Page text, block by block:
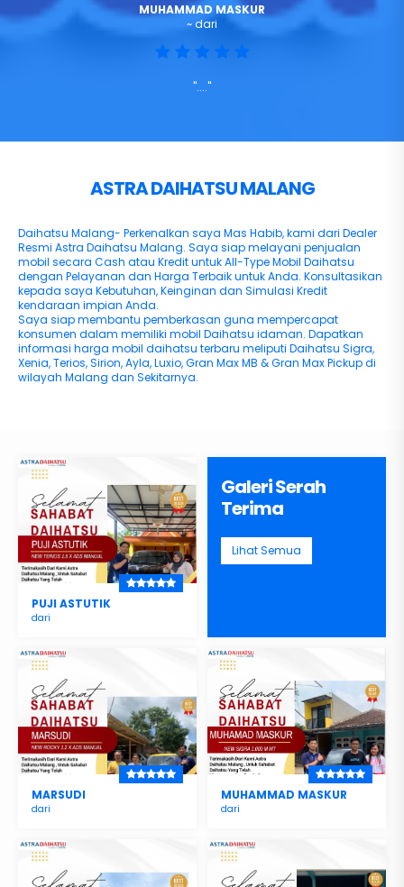
MUHAMMAD MASKUR
~ dari
"...."
ASTRA DAIHATSU MALANG
Daihatsu Malang- Perkenalkan saya Mas Habib, kami dari Dealer
Resmi Astra Daihatsu Malang. Saya siap melayani penjualan
mobil secara Cash atau Kredit untuk All-Type Mobil Daihatsu
dengan Pelayanan dan Harga Terbaik untuk Anda. Konsultasikan
kepada saya Kebutuhan, Keinginan dan Simulasi Kredit
kendaraan impian Anda.
Saya siap membantu pemberkasan guna mempercapat
konsumen dalam memiliki mobil Daihatsu idaman. Dapatkan
informasi harga mobil daihatsu terbaru meliputi Daihatsu Sigra,
Xenia, Terios, Sirion, Ayla, Luxio, Gran Max MB & Gran Max Pickup di
wilayah Malang dan Sekitarnya.
PUJI ASTUTIK
dari
Galeri Serah
Terima
Lihat Semua
MARSUDI
dari
MUHAMMAD MASKUR
dari